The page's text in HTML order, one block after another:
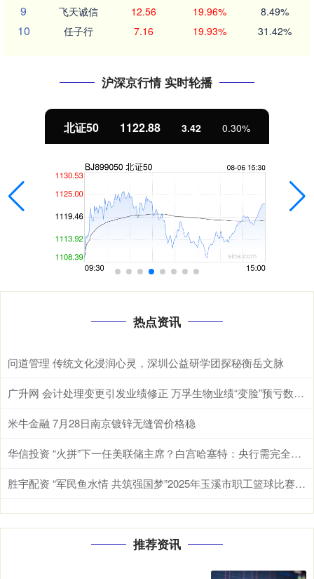
9 飞天诚信 12.56 19.96% 8.49%
10 任子行 7.16 19.93% 31.42%
沪深京行情 实时轮播
北证50 1122.88 3.42 0.30%
热点资讯
问道管理 传统文化浸润心灵，深圳公益研学团探秘衡岳文脉
广升网 会计处理变更引发业绩修正 万孚生物业绩“变脸”预亏数千万元
米牛金融 7月28日南京镀锌无缝管价格稳
华信投资 “火拼”下一任美联储主席？白宫哈塞特：央行需完全独立于特朗普！
胜宇配资 “军民鱼水情 共筑强国梦”2025年玉溪市职工篮球比赛开幕
推荐资讯